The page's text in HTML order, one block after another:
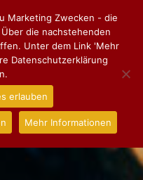
Marketing Zwecken - die
die nachstehenden
Unter dem Link 'Mehr
Datenschutzerklärung
erlauben
Mehr Informationen